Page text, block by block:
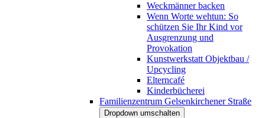
Weckmänner backen
Wenn Worte wehtun: So
schützen Sie Ihr Kind vor
Ausgrenzung und
Provokation
Kunstwerkstatt Objektbau /
Upcycling
Elterncafé
Kinderbücherei
Familienzentrum Gelsenkirchener Straße
Dropdown umschalten